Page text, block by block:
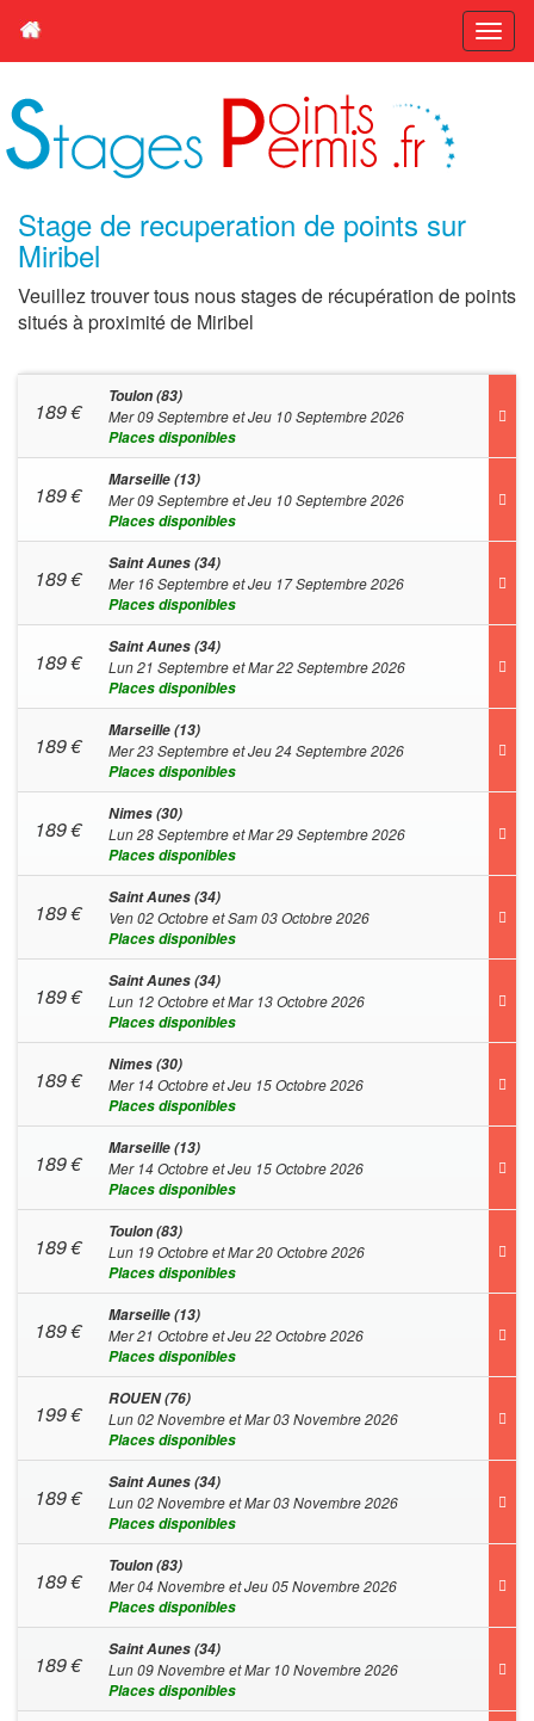
Stage de recuperation de points sur
Miribel
Veuillez trouver tous nous stages de récupération de points
situés à proximité de Miribel
189€
Toulon (83)
Mer 09 Septembre et Jeu 10 Septembre 2026
Places disponibles
189€
Marseille (13)
Mer 09 Septembre et Jeu 10 Septembre 2026
Places disponibles
189€
Saint Aunes (34)
Mer 16 Septembre et Jeu 17 Septembre 2026
Places disponibles
189€
Saint Aunes (34)
Lun 21 Septembre et Mar 22 Septembre 2026
Places disponibles
189€
Marseille (13)
Mer 23 Septembre et Jeu 24 Septembre 2026
Places disponibles
189€
Nimes (30)
Lun 28 Septembre et Mar 29 Septembre 2026
Places disponibles
189€
Saint Aunes (34)
Ven 02 Octobre et Sam 03 Octobre 2026
Places disponibles
189€
Saint Aunes (34)
Lun 12 Octobre et Mar 13 Octobre 2026
Places disponibles
189€
Nimes (30)
Mer 14 Octobre et Jeu 15 Octobre 2026
Places disponibles
189€
Marseille (13)
Mer 14 Octobre et Jeu 15 Octobre 2026
Places disponibles
189€
Toulon (83)
Lun 19 Octobre et Mar 20 Octobre 2026
Places disponibles
189€
Marseille (13)
Mer 21 Octobre et Jeu 22 Octobre 2026
Places disponibles
199€
ROUEN (76)
Lun 02 Novembre et Mar 03 Novembre 2026
Places disponibles
189€
Saint Aunes (34)
Lun 02 Novembre et Mar 03 Novembre 2026
Places disponibles
189€
Toulon (83)
Mer 04 Novembre et Jeu 05 Novembre 2026
Places disponibles
189€
Saint Aunes (34)
Lun 09 Novembre et Mar 10 Novembre 2026
Places disponibles